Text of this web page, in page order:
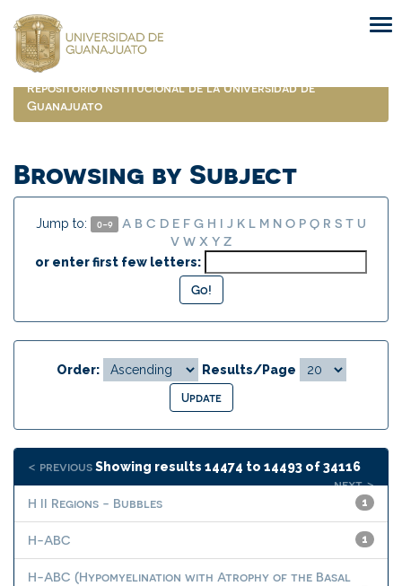
navigation
Repositorio Institucional de la Universidad de
Guanajuato
Browsing by Subject
Jump to: 0-9 A B C D E F G H I J K L M N O P Q R S T U
V W X Y Z
or enter first few letters:
Order: Results/Page
Showing results 14474 to 14493 of 34116
< previous
next >
H II Regions - Bubbles
1
H-ABC 1
H-ABC (Hypomyelination with Atrophy of the Basal